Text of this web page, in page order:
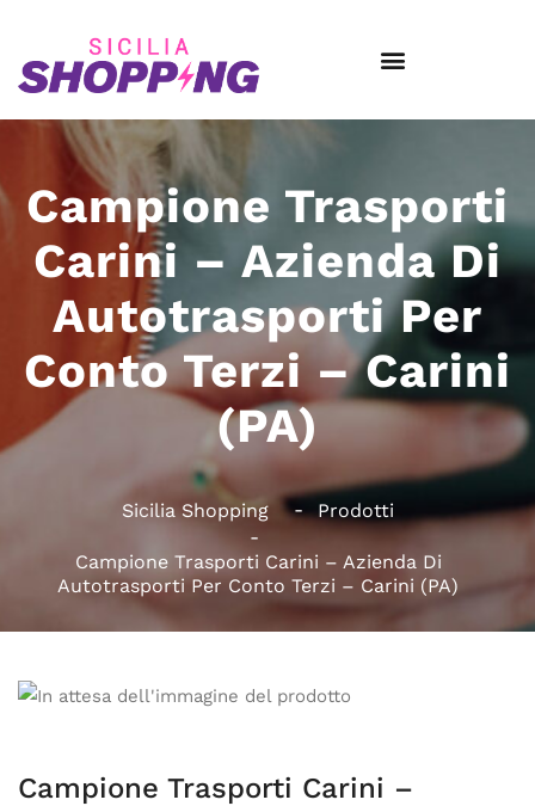
Campione Trasporti
Carini – Azienda Di
Autotrasporti Per
Conto Terzi – Carini
(PA)
Sicilia Shopping Prodotti
Campione Trasporti Carini – Azienda Di
Autotrasporti Per Conto Terzi – Carini (PA)
Campione Trasporti Carini –